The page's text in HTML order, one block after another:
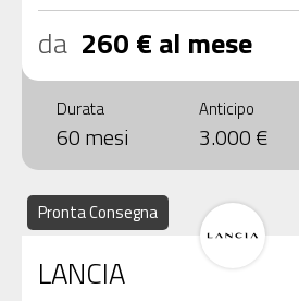
da 260 € al mese
Durata
60 mesi
Anticipo
3.000 €
Pronta Consegna
LANCIA